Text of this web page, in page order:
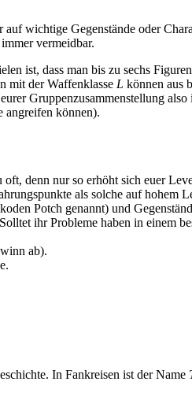
wichtige Gegenstände oder
vermeidbar.
ist, dass man bis zu sechs
mit der Waffenklasse L können aus
Gruppenzusammenstellung
angreifen können).
denn nur so erhöht sich euer
als solche auf hohem
Potch genannt) und
ihr Probleme haben in einem
ab).
In Fankreisen ist der Name